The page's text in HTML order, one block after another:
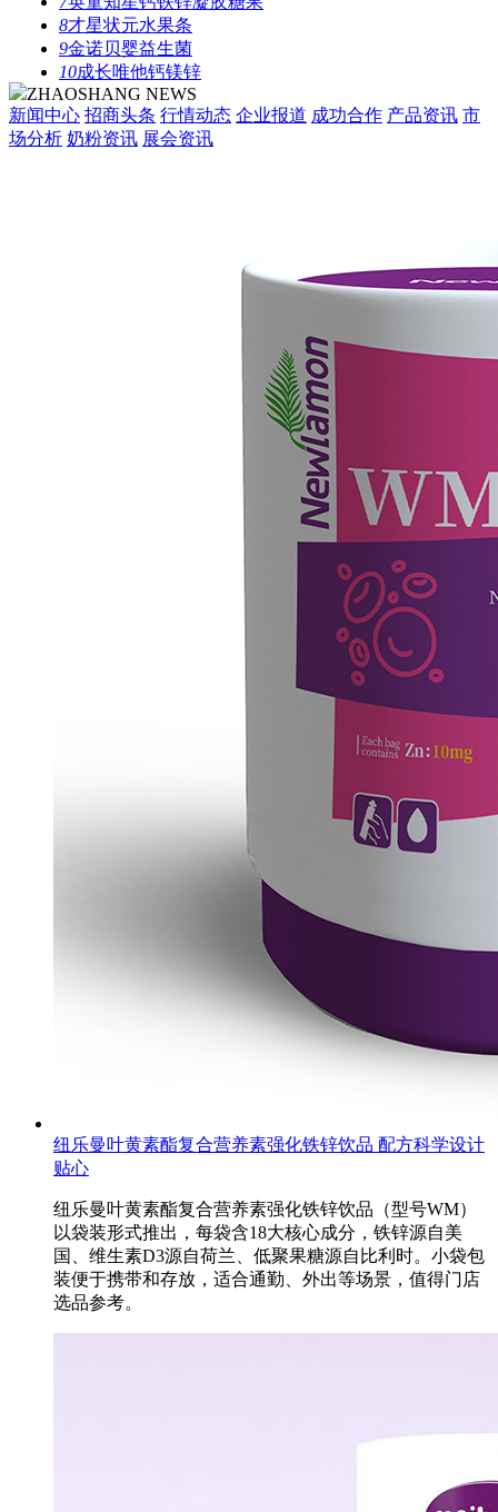
8才星状元水果条
9金诺贝婴益生菌
10成长唯他钙镁锌
ZHAOSHANG NEWS
新闻中心 招商头条 行情动态 企业报道 成功合作 产品资讯 市
场分析 奶粉资讯 展会资讯
纽乐曼叶黄素酯复合营养素强化铁锌饮品 配方科学设计
贴心
纽乐曼叶黄素酯复合营养素强化铁锌饮品（型号WM）
以袋装形式推出，每袋含18大核心成分，铁锌源自美
国、维生素D3源自荷兰、低聚果糖源自比利时。小袋包
装便于携带和存放，适合通勤、外出等场景，值得门店
选品参考。